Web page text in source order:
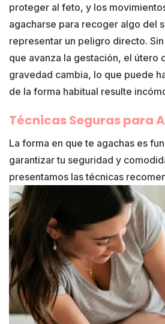
proteger al feto, y los
agacharse para recoger algo del
representar un peligro directo.
que avanza la gestación, el útero
gravedad cambia, lo que puede
de la forma habitual resulte
Técnicas Seguras para
La forma en que te agachas es
garantizar tu seguridad y
presentamos las técnicas